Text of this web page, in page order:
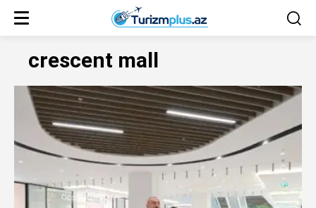
crescent mall